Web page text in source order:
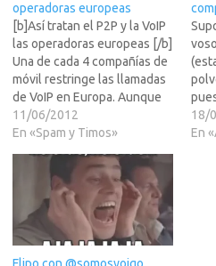
operadoras europeas
[b]Así tratan el P2P y la VoIP
las operadoras europeas [/b]
Una de cada 4 compañías de
móvil restringe las llamadas
de VoIP en Europa. Aunque
en el 44% de los LEER MAS
>>>casos, este límite está
En la práctica, es
técnicamente posible usar
programas…
11/06/2012
En «Spam y Timos»
el
18/
En